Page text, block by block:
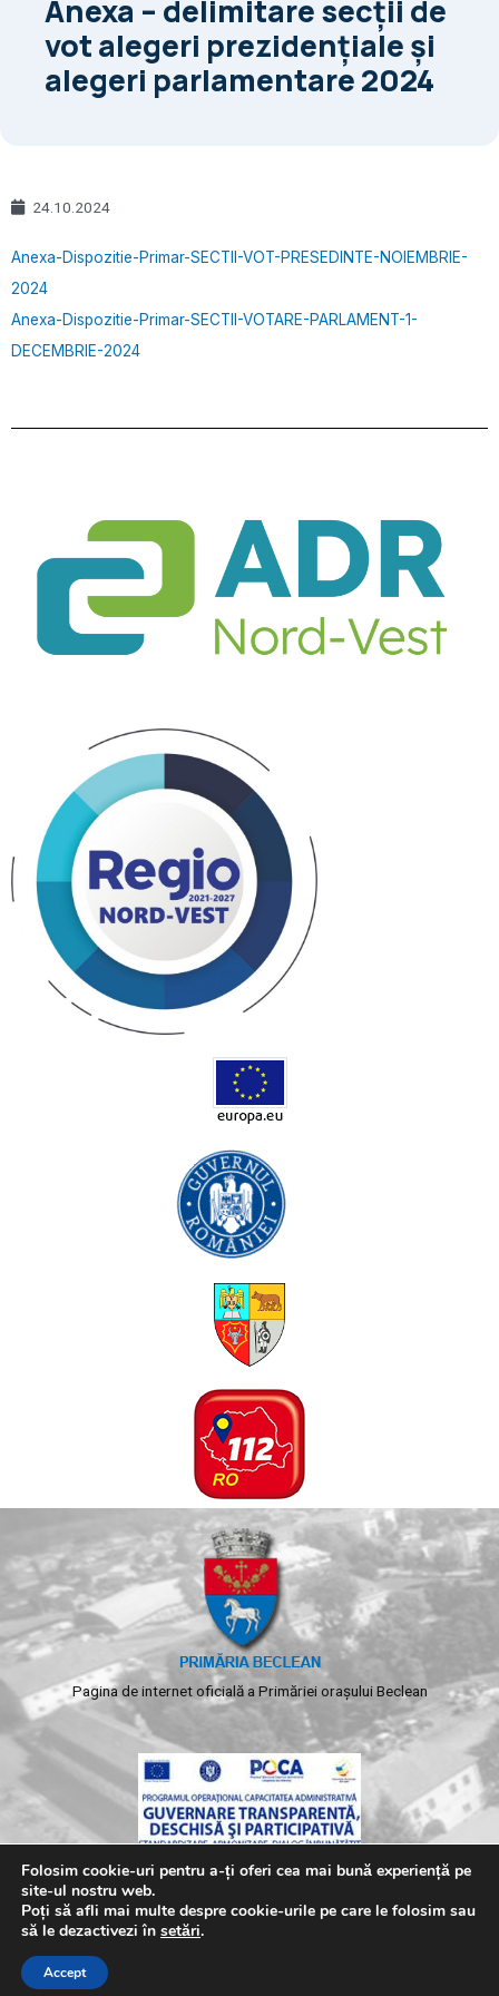
Anexa – delimitare secții de
vot alegeri prezidențiale și
alegeri parlamentare 2024
24.10.2024
Anexa-Dispozitie-Primar-SECTII-VOT-PRESEDINTE-NOIEMBRIE-
2024
Anexa-Dispozitie-Primar-SECTII-VOTARE-PARLAMENT-1-
DECEMBRIE-2024
Pagina de internet oficială a Primăriei orașului Beclean
Copyright © 2026 Primaria Beclean. Toate drepturile
Folosim cookie-uri pentru a-ți oferi cea mai bună experiență pe
site-ul nostru web.
Poți să afli mai multe despre cookie-urile pe care le folosim sau
să le dezactivezi în setări.
Accept